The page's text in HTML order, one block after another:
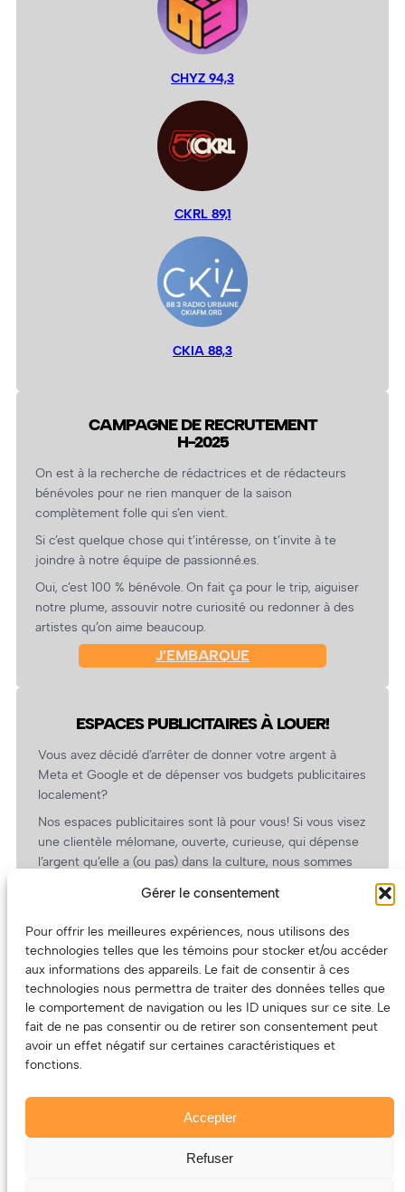
Gérer le consentement
Pour offrir les meilleures expériences, nous utilisons des
technologies telles que les témoins pour stocker et/ou accéder
aux informations des appareils. Le fait de consentir à ces
technologies nous permettra de traiter des données telles que
le comportement de navigation ou les ID uniques sur ce site. Le
fait de ne pas consentir ou de retirer son consentement peut
avoir un effet négatif sur certaines caractéristiques et
fonctions.
Accepter
Refuser
CHYZ 94,3
CKRL 89,1
CKIA 88,3
CAMPAGNE DE RECRUTEMENT
H-2025
On est à la recherche de rédactrices et de rédacteurs
bénévoles pour ne rien manquer de la saison
complètement folle qui s’en vient.
Si c’est quelque chose qui t’intéresse, on t’invite à te
joindre à notre équipe de passionné.es.
Oui, c’est 100 % bénévole. On fait ça pour le trip, aiguiser
notre plume, assouvir notre curiosité ou redonner à des
artistes qu’on aime beaucoup.
J’EMBARQUE
ESPACES PUBLICITAIRES À LOUER!
Vous avez décidé d’arrêter de donner votre argent à
Meta et Google et de dépenser vos budgets publicitaires
localement?
Nos espaces publicitaires sont là pour vous! Si vous visez
une clientèle mélomane, ouverte, curieuse, qui dépense
l’argent qu’elle a (ou pas) dans la culture, nous sommes
revient.
(Oui, on va avoir des tarifs spéciaux pour vous, les
artistes!)